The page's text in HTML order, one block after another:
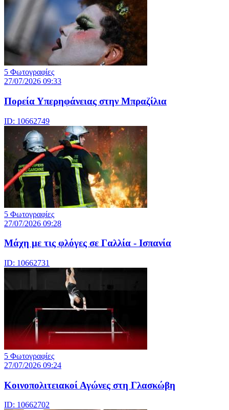
5 Φωτογραφίες
27/07/2026 09:33
Πορεία Υπερηφάνειας στην Μπραζίλια
ID: 10662749
5 Φωτογραφίες
27/07/2026 09:28
Μάχη με τις φλόγες σε Γαλλία - Ισπανία
ID: 10662731
5 Φωτογραφίες
27/07/2026 09:24
Κοινοπολιτειακοί Αγώνες στη Γλασκώβη
ID: 10662702